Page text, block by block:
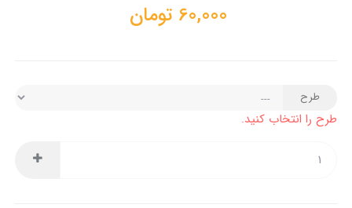
60,000 تومان
طرح
طرح را انتخاب کنید.